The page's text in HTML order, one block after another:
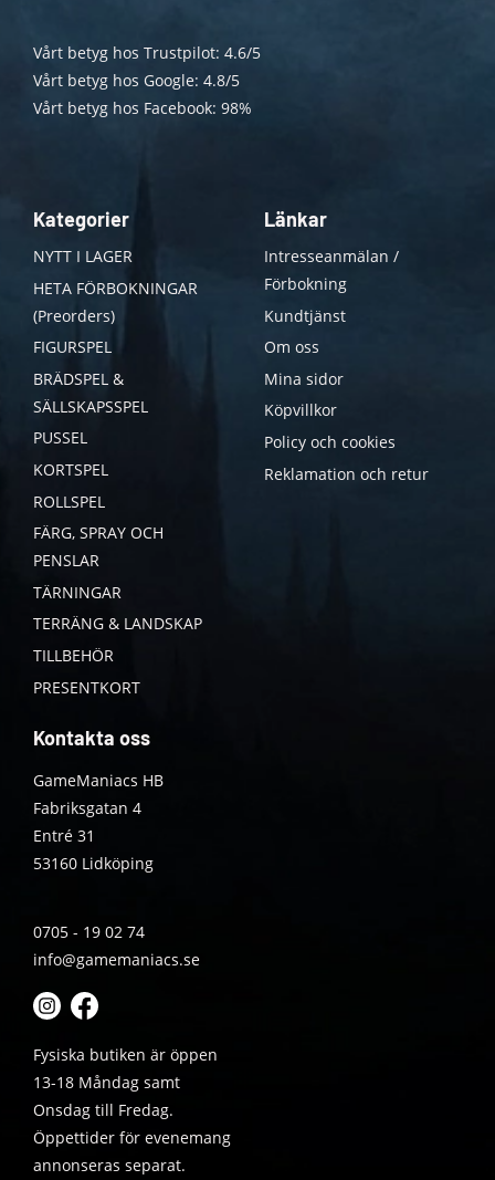
Vårt betyg hos Trustpilot: 4.6/5
Vårt betyg hos Google: 4.8/5
Vårt betyg hos Facebook: 98%
Kategorier
NYTT I LAGER
HETA FÖRBOKNINGAR
(Preorders)
FIGURSPEL
BRÄDSPEL &
SÄLLSKAPSSPEL
PUSSEL
KORTSPEL
ROLLSPEL
FÄRG, SPRAY OCH
PENSLAR
TÄRNINGAR
TERRÄNG & LANDSKAP
TILLBEHÖR
PRESENTKORT
Länkar
Intresseanmälan /
Förbokning
Kundtjänst
Om oss
Mina sidor
Köpvillkor
Policy och cookies
Reklamation och retur
Kontakta oss
GameManiacs HB
Fabriksgatan 4
Entré 31
53160 Lidköping
0705 - 19 02 74
info@gamemaniacs.se
Fysiska butiken är öppen
13-18 Måndag samt
Onsdag till Fredag.
Öppettider för evenemang
annonseras separat.